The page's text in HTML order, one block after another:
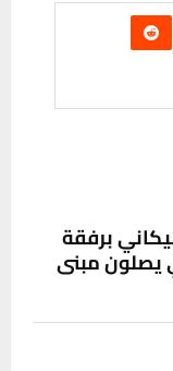
برفقة
يصلون مبنى